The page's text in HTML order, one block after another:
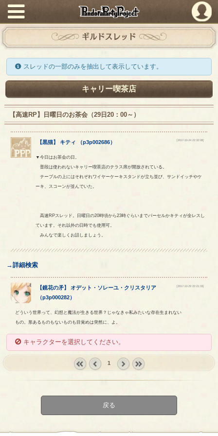
PandoraPartyProject
ギルドスレッド
スレッドの一部のみを抽出して表示しています。
キャリー喫茶店
【高速RP】日曜日のお茶会（29日20：00～）
【黒猫】 キティ （p3p002686） [2017-10-24 22:32:08]
▼今日はお茶会の日。
普段は使われないキャリー喫茶店のテラス席が開放されている。
テーブルの上にはそれぞれワイヤーケーキスタンドが立ち並び、サンドイッチやケ
ーキ、スコーンが並んでいた。
高速RPスレッド。日曜日の20時頃から23時ぐらいまでパーセルかキティが全レスし
ています。それ以外の日時でも使用可。
みんなで楽しくお話しましょう。
→詳細検索
【鏡花の矛】 オデット ・ ソレーユ ・ クリスタリア
（p3p000282）
[2017-10-29 22:21:33]
どういう世界って、幻想と魔法が生きる世界？じゃなきゃ私みたいな存在生まれない
もの。形あるものもないものも目覚めは突然に、よ。
キャラクターを選択してください。
1
戻る